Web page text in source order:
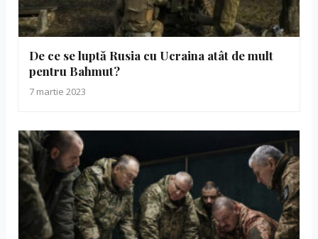
De ce se luptă Rusia cu Ucraina atât de mult
pentru Bahmut?
7 martie 2023